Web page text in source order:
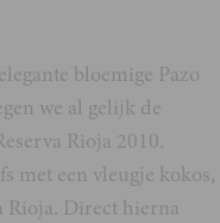
bloemige Pazo
we al gelijk de
Rioja 2010.
met een vleugje kokos,
Direct hierna